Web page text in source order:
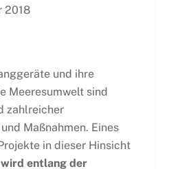
2018
und ihre
Meeresumwelt sind
zahlreicher
Maßnahmen. Eines
in dieser Hinsicht
entlang der